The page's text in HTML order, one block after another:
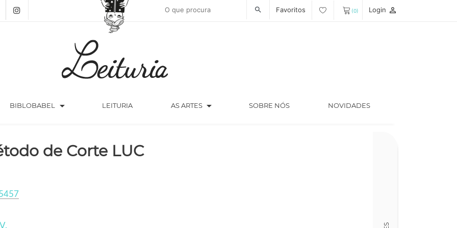
search Favoritos (0) Login person_outline
BIBLOBABEL arrow_drop_down LEITURIA AS ARTES arrow_drop_down SOBRE NÓS NOVIDADES
de Corte LUC